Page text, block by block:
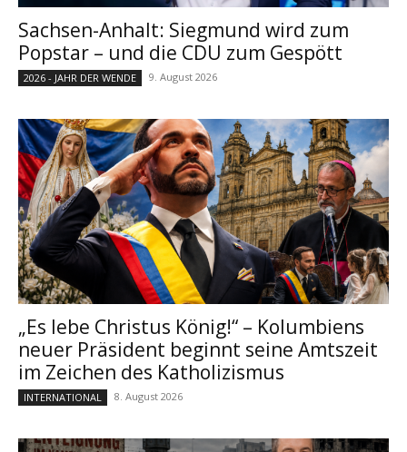
Sachsen-Anhalt: Siegmund wird zum
Popstar – und die CDU zum Gespött
2026 - JAHR DER WENDE 9. August 2026
„Es lebe Christus König!“ – Kolumbiens
neuer Präsident beginnt seine Amtszeit
im Zeichen des Katholizismus
INTERNATIONAL 8. August 2026